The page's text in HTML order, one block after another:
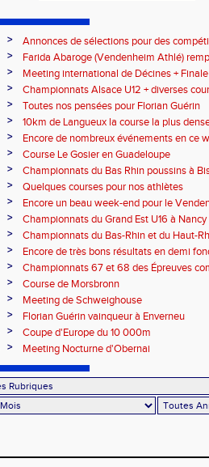
>
Annonces de sélections pour des
>
Farida Abaroge (Vendenheim Athlé)
du 5 000 m
>
Meeting international de Décines + Finale
match interdépartemental U16
>
Championnats Alsace U12 + diverses
>
Toutes nos pensées pour Florian Guérin
>
10km de Langueux la course la plus
>
Encore de nombreux événements en ce
>
Course Le Gosier en Guadeloupe
>
Championnats du Bas Rhin poussins à
>
Quelques courses pour nos athlètes
>
Encore un beau week-end pour le
>
Championnats du Grand Est U16 à Nancy
>
Championnats du Bas-Rhin et du Haut-
combinées – La Wantzenau
>
Encore de très bons résultats en demi
>
Championnats 67 et 68 des Épreuves
>
Course de Morsbronn
>
Meeting de Schweighouse
>
Florian Guérin vainqueur à Enverneu
>
Coupe d'Europe du 10 000m
> Meeting Nocturne d'Obernai